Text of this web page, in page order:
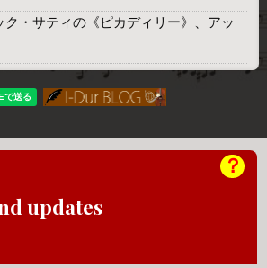
ク・サティの《ピカディリー》、アッ
updates
？